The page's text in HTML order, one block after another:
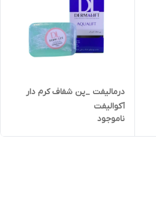
درمالیفت _پن شفاف کرم دار
آکوالیفت
ناموجود